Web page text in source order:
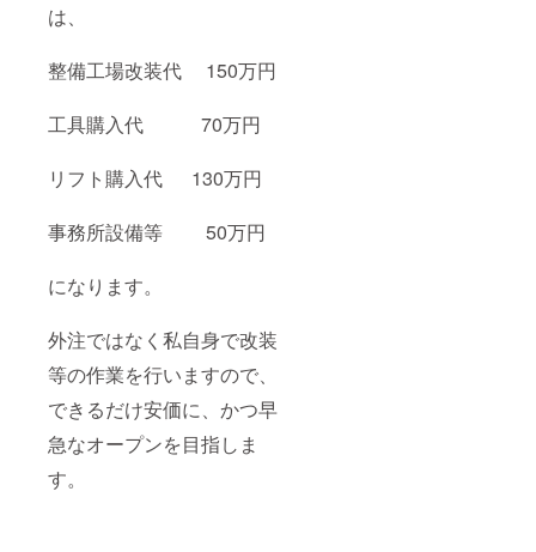
は、
整備工場改装代 150万円
工具購入代 70万円
リフト購入代 130万円
事務所設備等 50万円
になります。
外注ではなく私自身で改装
等の作業を行いますので、
できるだけ安価に、かつ早
急なオープンを目指しま
す。